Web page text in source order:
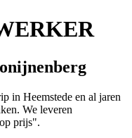
in Heemstede en al jaren
We leveren
prijs".